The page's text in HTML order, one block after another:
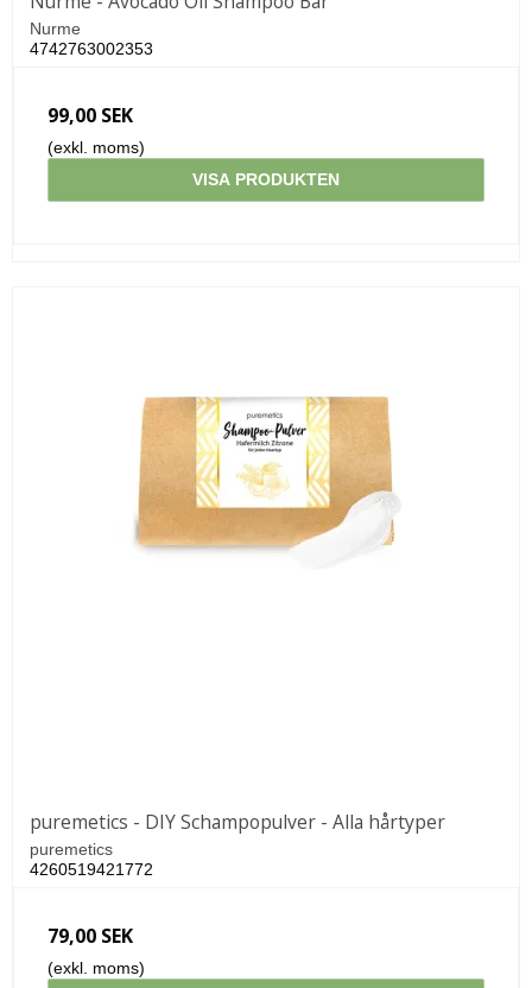
Nurme
4742763002353
99,00 SEK
(exkl. moms)
VISA PRODUKTEN
puremetics - DIY Schampopulver - Alla hårtyper
puremetics
4260519421772
79,00 SEK
(exkl. moms)